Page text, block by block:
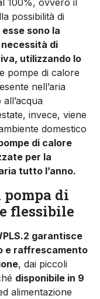
100%, ovvero il
possibilità di
esse sono la
di
utilizzando lo
pompe di calore
nell’aria
invece, viene
domestico
di calore
per la
tutto l’anno.
pompa di
flessibile
garantisce
e raffrescamento
, dai piccoli
disponibile in 9
alimentazione